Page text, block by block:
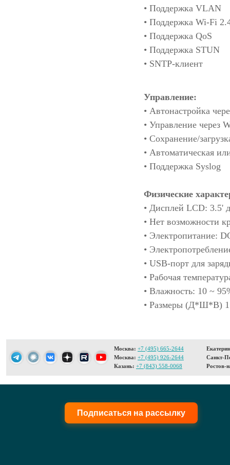
• Поддержка VLAN
• Поддержка Wi-Fi
• Поддержка QoS
• Поддержка STUN
• SNTP-клиент
Управление:
• Автонастройка
• Управление через
• Сохранение/
• Автоматическая
• Поддержка Syslog
Физические
• Дисплей LCD: 3.5'
• Нет возможности
• Электропитание:
•
• USB-порт для
• Рабочая
• Влажность: 10 ~
• Размеры (Д*Ш*В)
Москва: +7 (495) 665-2644
Москва: +7 (495) 926-2644
Казань: +7 (843) 558-0068
Санкт-
Ростов-
Подписаться на рассылку